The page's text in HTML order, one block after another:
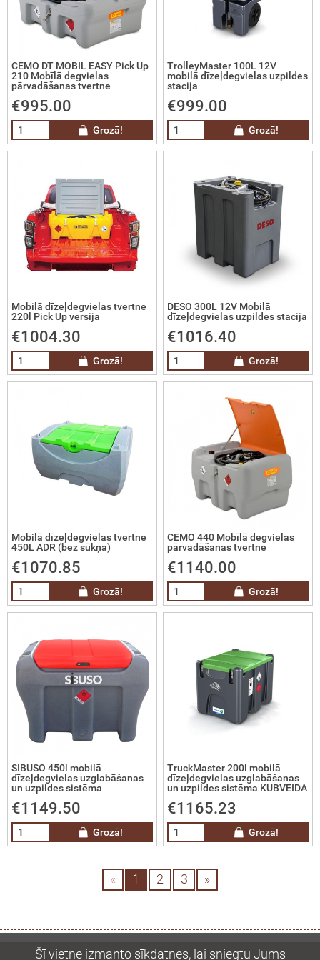
CEMO DT MOBIL EASY Pick Up
210 Mobīlā degvielas
pārvadāšanas tvertne
€995.00
Grozā!
TrolleyMaster 100L 12V
mobilā dīzeļdegvielas uzpildes
stacija
€999.00
Grozā!
Mobilā dīzeļdegvielas tvertne
220l Pick Up versija
€1004.30
Grozā!
DESO 300L 12V Mobilā
dīzeļdegvielas uzpildes stacija
€1016.40
Grozā!
Mobilā dīzeļdegvielas tvertne
450L ADR (bez sūkņa)
€1070.85
Grozā!
CEMO 440 Mobīlā degvielas
pārvadāšanas tvertne
€1140.00
Grozā!
SIBUSO 450l mobilā
dīzeļdegvielas uzglabāšanas
un uzpildes sistēma
€1149.50
Grozā!
TruckMaster 200l mobilā
dīzeļdegvielas uzglabāšanas
un uzpildes sistēma KUBVEIDA
€1165.23
Grozā!
« 1 2 3 »
lādētāji un palaidēji
degvielas uzpildes un
sistēmas
kurināmā tvertnes
mobilie metāla žogi un vārti
infrasarkanās termokameras
ūdens līmeņa noteikšanai
un platību uzmērīšanas GPS
un līmeņrāži
mērlentas
lokatori, metāla detektori
Šī vietne izmanto sīkdatnes, lai sniegtu Jums